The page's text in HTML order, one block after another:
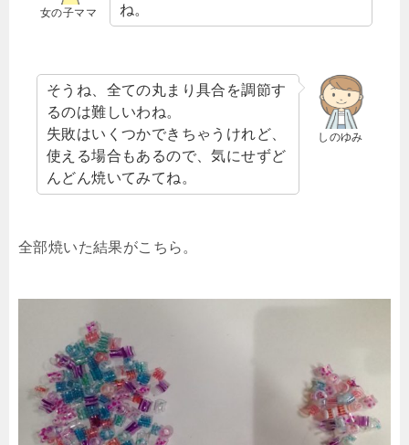
女の子ママ ね。
しのゆみ
そうね、全ての丸まり具合を調節す
るのは難しいわね。
失敗はいくつかできちゃうけれど、
使える場合もあるので、気にせずど
んどん焼いてみてね。
全部焼いた結果がこちら。